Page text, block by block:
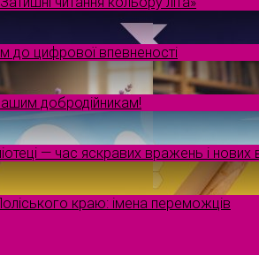
до цифрової впевненості
добродійникам!
— час яскравих вражень і нових
краю: імена переможців